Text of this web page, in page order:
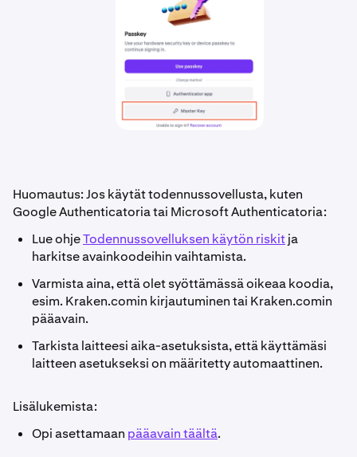
Huomautus: Jos käytät todennussovellusta, kuten
Google Authenticatoria tai Microsoft Authenticatoria:
Lue ohjeTodennussovelluksen käytön riskitja
harkitse avainkoodeihin vaihtamista.
Varmista aina, että olet syöttämässä oikeaa koodia,
esim. Kraken.comin kirjautuminen tai Kraken.comin
pääavain.
Tarkista laitteesi aika-asetuksista, että käyttämäsi
laitteen asetukseksi on määritetty automaattinen.
Lisälukemista:
Opi asettamaan pääavain täältä.